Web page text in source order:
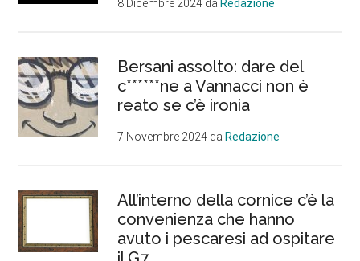
8 Dicembre 2024 daRedazione
Bersani assolto: dare del
c******ne a Vannacci non è
reato se c’è ironia
7 Novembre 2024 daRedazione
All’interno della cornice c’è la
convenienza che hanno
avuto i pescaresi ad ospitare